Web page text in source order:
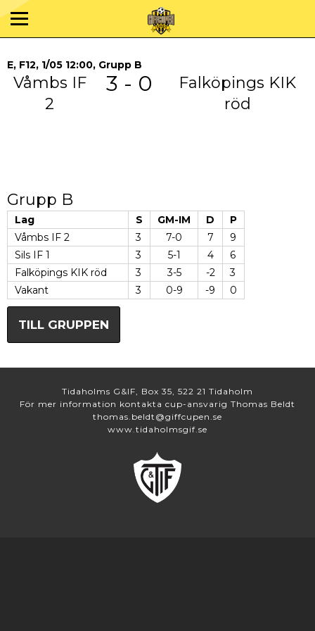
E, F12, 1/05 12:00, Grupp B
Våmbs IF
2
3 - 0
Falköpings KIK
röd
Grupp B
Lag S GM-IM D
P
Våmbs IF 2
3 7-0 7
9
Sils IF 1
3 5-1 4
6
Falköpings KIK röd
3 3-5 -2
3
Vakant
3 0-9 -9 0
TILL GRUPPEN
Tidaholms G&IF, Box 35, 522 21 Tidaholm
För mer information kontakta cup-ansvarig Thomas Beldt
thomas.beldt@giffcupen.se
www.tidaholmsgif.se